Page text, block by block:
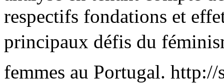
respectifs fondations et
principaux défis du
femmes au Portugal. http://